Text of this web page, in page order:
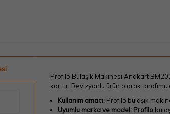
Profilo Bulaşık Makinesi Anakart
karttır. Revizyonlu ürün olarak
Kullanım amacı:Profilo bulaşık
Uyumlu marka ve model: Profilo